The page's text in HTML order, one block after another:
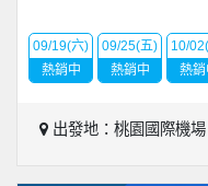
09/19(六)
熱銷中
09/25(五)
熱銷中
10/
熱銷
出發地：桃園國際機場